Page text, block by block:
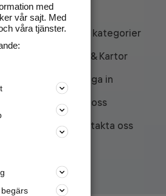
på
dig.
Alla kategorier
API & Kartor
Logga in
Om oss
Kontakta oss
med
vår sajt. Med
våra tjänster.